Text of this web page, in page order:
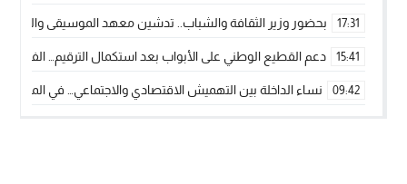
17:31 بحضور وزير الثقافة والشباب.. تدشين معهد الموسيقى والفنون
15:41 دعم القطيع الوطني على الأبواب بعد استكمال الترقيم…
09:42 نساء الداخلة بين التهميش الاقتصادي والاجتماعي… في المؤسسات